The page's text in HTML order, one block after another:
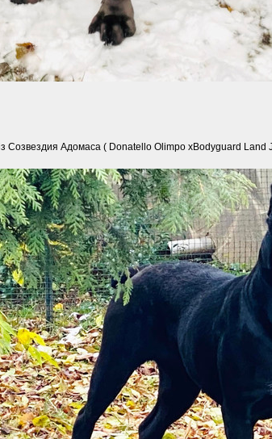
Созвездия Адомаса ( Donatello Olimpo хBodyguard Land